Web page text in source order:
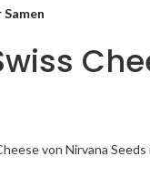
von Nirvana